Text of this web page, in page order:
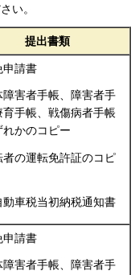
い。
提出書類
申請書
障害者手帳、障害者手
育手帳、戦傷病者手帳
れかのコピー
者の運転免許証のコピ
動車税当初納税通知書
申請書
障害者手帳、障害者手